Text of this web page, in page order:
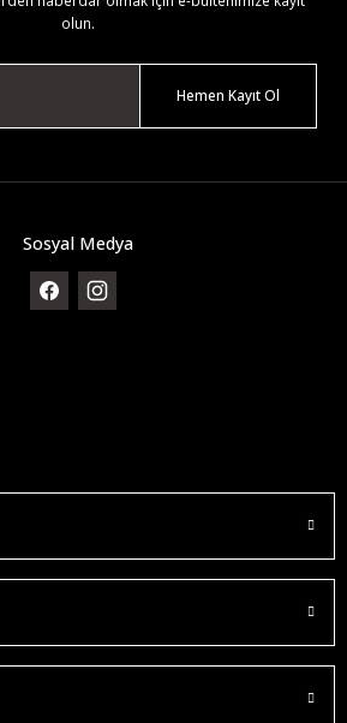
olun.
Hemen Kayıt Ol
Sosyal Medya